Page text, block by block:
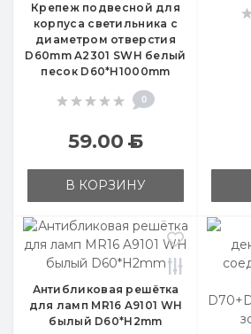
Крепеж подвесной для
корпуса светильника с
диаметром отверстия
D60mm A2301 SWH белый
песок D60*H1000mm
0
59.00Б
В КОРЗИНУ
Антибликовая решётка
для ламп MR16 A9101 WH
былый D60*H2mm